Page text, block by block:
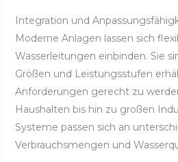
Integration und
Moderne Anlagen lassen sich
Wasserleitungen einbinden. Sie
Größen und Leistungsstufen
Anforderungen gerecht zu
Haushalten bis hin zu großen
Systeme passen sich an
Verbrauchsmengen und